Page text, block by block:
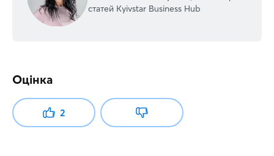
статей Kyivstar Business Hub
Оцінка
2